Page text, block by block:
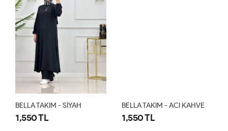
BELLA TAKIM - SİYAH
1,550 TL
BELLA TAKIM - ACI KAHVE
1,550 TL